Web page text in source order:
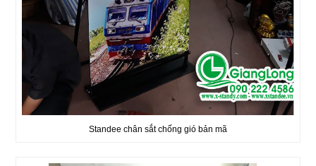
Standee chân sắt chống gió bản mã